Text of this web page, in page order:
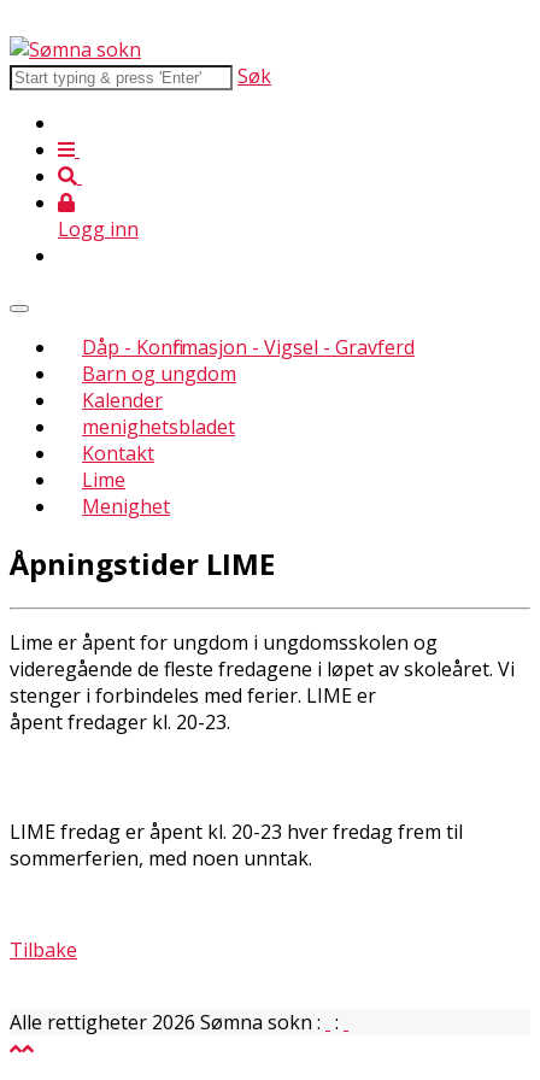
Søk
Logg inn
Dåp - Konfirmasjon - Vigsel - Gravferd
Barn og ungdom
Kalender
menighetsbladet
Kontakt
Lime
Menighet
Åpningstider LIME
Lime er åpent for ungdom i ungdomsskolen og
videregående de fleste fredagene i løpet av skoleåret. Vi
stenger i forbindeles med ferier. LIME er
åpent fredager kl. 20-23.
LIME fredag er åpent kl. 20-23 hver fredag frem til
sommerferien, med noen unntak.
Tilbake
Alle rettigheter 2026 Sømna sokn : :